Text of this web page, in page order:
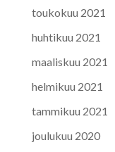
toukokuu 2021
huhtikuu 2021
maaliskuu 2021
helmikuu 2021
tammikuu 2021
joulukuu 2020